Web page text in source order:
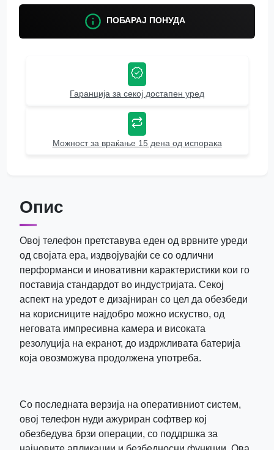
ПОБАРАЈ ПОНУДА
Гаранција за секој достапен уред
Можност за враќање 15 дена од испорака
Опис
Овој телефон претставува еден од врвните уреди
од својата ера, издвојувајќи се со одлични
перформанси и иновативни карактеристики кои го
поставија стандардот во индустријата. Секој
аспект на уредот е дизајниран со цел да обезбеди
на корисниците најдобро можно искуство, од
неговата импресивна камера и високата
резолуција на екранот, до издржливата батерија
која овозможува продолжена употреба.
Со последната верзија на оперативниот систем,
овој телефон нуди ажуриран софтвер кој
обезбедува брзи операции, со поддршка за